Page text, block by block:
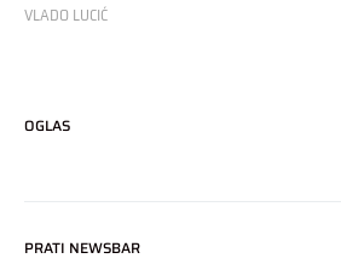
VLADO LUCIĆ
OGLAS
PRATI NEWSBAR